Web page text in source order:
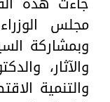
مجلس
وبمشاركة
والآثار،
والتنمية